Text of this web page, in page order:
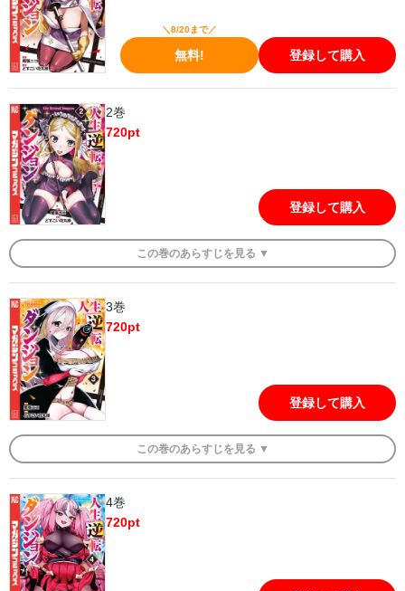
＼8/20まで／
無料! 登録して購入
2巻
720pt
登録して購入
この巻のあらすじを 見る ▼
3巻
720pt
登録して購入
この巻のあらすじを 見る ▼
4巻
720pt